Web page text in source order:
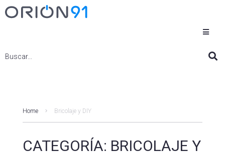
Home Bricolaje y DIY
CATEGORÍA: BRICOLAJE Y